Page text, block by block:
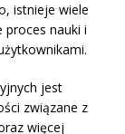
istnieje wiele
nauki i
jest
związane z
więcej